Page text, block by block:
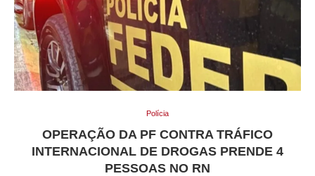
Polícia
OPERAÇÃO DA PF CONTRA TRÁFICO
INTERNACIONAL DE DROGAS PRENDE 4
PESSOAS NO RN